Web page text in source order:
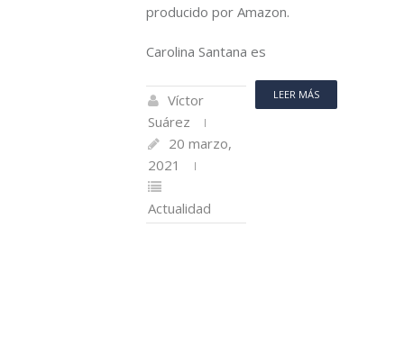
producido por Amazon.
Carolina Santana es
LEER MÁS
Víctor
Suárez
20 marzo,
2021
Actualidad